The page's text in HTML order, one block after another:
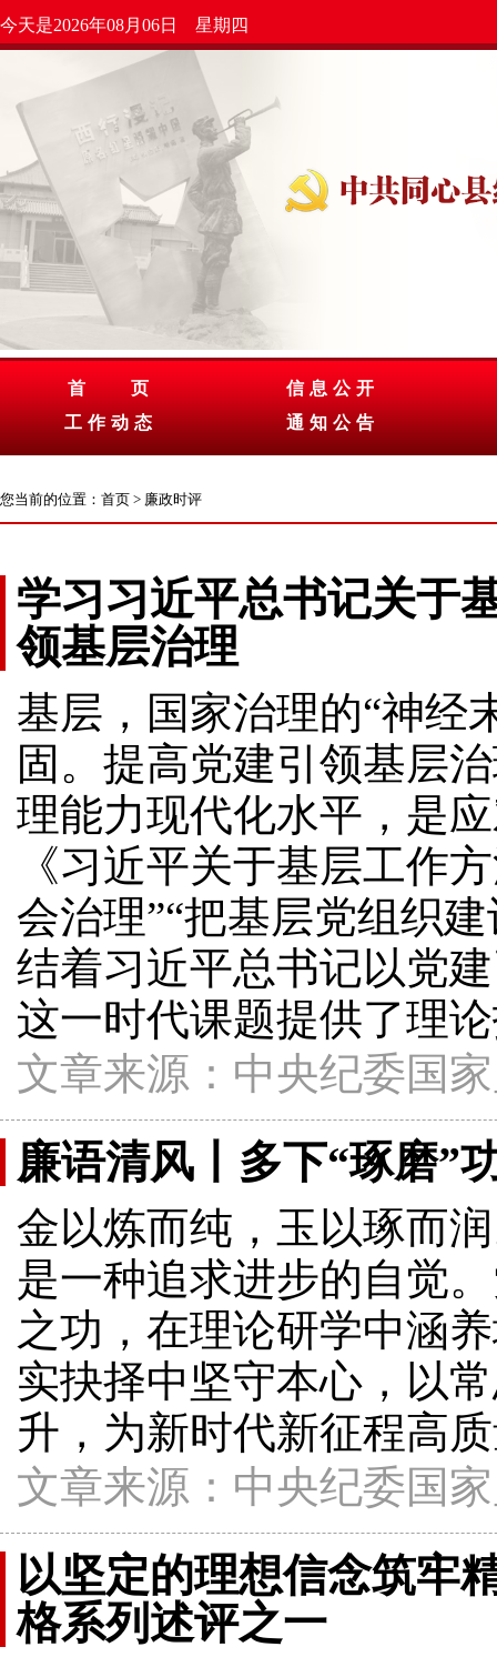
今天是2026年08月06日 星期四
首 页
工作动态
信息公开
通知公告
您当前的位置： 首页 > 廉政时评
学习习近平总书记关于
领基层治理
基层，国家治理的“神经
固。提高党建引领基层
理能力现代化水平，是
《习近平关于基层工作
会治理”“把基层党组织
结着习近平总书记以党
这一时代课题提供了理
文章来源：中央纪委国
廉语清风丨多下“琢磨”
金以炼而纯，玉以琢而
是一种追求进步的自觉
之功，在理论研学中涵
实抉择中坚守本心，以
升，为新时代新征程高
文章来源：中央纪委国
以坚定的理想信念筑
格系列述评之一